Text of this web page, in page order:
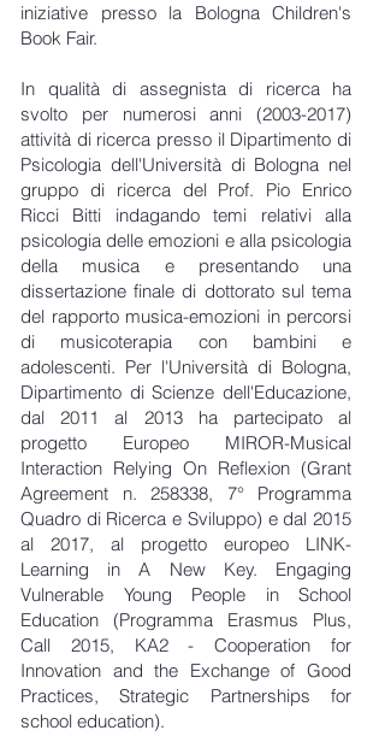
iniziative presso la Bologna Children's
Book Fair.
In qualità di assegnista di ricerca ha
svolto per numerosi anni (2003-2017)
attività di ricerca presso il Dipartimento di
Psicologia dell'Università di Bologna nel
gruppo di ricerca del Prof. Pio Enrico
Ricci Bitti indagando temi relativi alla
psicologia delle emozioni e alla psicologia
della musica e presentando una
dissertazione finale di dottorato sul tema
del rapporto musica-emozioni in percorsi
di musicoterapia con bambini e
adolescenti. Per l'Università di Bologna,
Dipartimento di Scienze dell'Educazione,
dal 2011 al 2013 ha partecipato al
progetto Europeo MIROR-Musical
Interaction Relying On Reflexion (Grant
Agreement n. 258338, 7° Programma
Quadro di Ricerca e Sviluppo) e dal 2015
al 2017, al progetto europeo LINK-
Learning in A New Key. Engaging
Vulnerable Young People in School
Education (Programma Erasmus Plus,
Call 2015, KA2 - Cooperation for
Innovation and the Exchange of Good
Practices, Strategic Partnerships for
school education).